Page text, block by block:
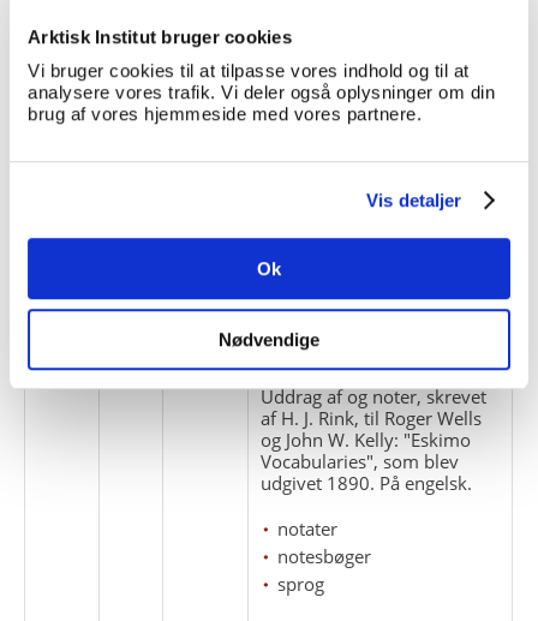
Arktisk Institut bruger cookies
Vi bruger cookies til at tilpasse vores indhold og til at
analysere vores trafik. Vi deler også oplysninger om din
brug af vores hjemmeside med vores partnere.
Vis detaljer
Ok
Nødvendige
"Kalalek'".
nordboere
sprog
Manuskript: "De eskimoiske
manuskripter
sprog
1
10
Uddrag af og noter, skrevet
af H. J. Rink, til Roger Wells
og John W. Kelly: "Eskimo
Vocabularies", som blev
udgivet 1890. På engelsk.
notater
notesbøger
sprog